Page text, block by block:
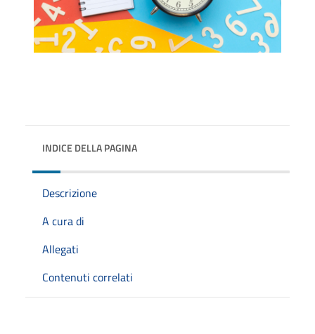
INDICE DELLA PAGINA
Descrizione
A cura di
Allegati
Contenuti correlati